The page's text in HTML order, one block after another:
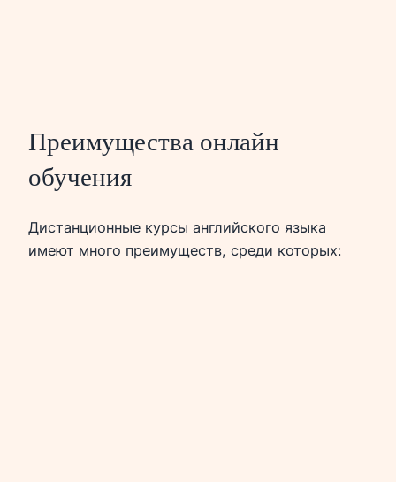
Преимущества онлайн
обучения
Дистанционные курсы английского языка
имеют много преимуществ, среди которых: